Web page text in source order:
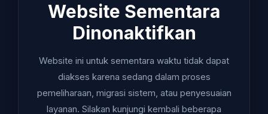
Website Sementara
Dinonaktifkan
Website ini untuk sementara waktu tidak dapat
diakses karena sedang dalam proses
pemeliharaan, migrasi sistem, atau penyesuaian
layanan. Silakan kunjungi kembali beberapa